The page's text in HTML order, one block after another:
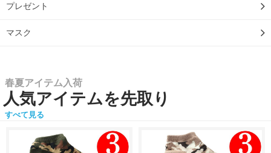
プレゼント
マスク
春夏アイテム入荷
人気アイテムを先取り
すべて見る